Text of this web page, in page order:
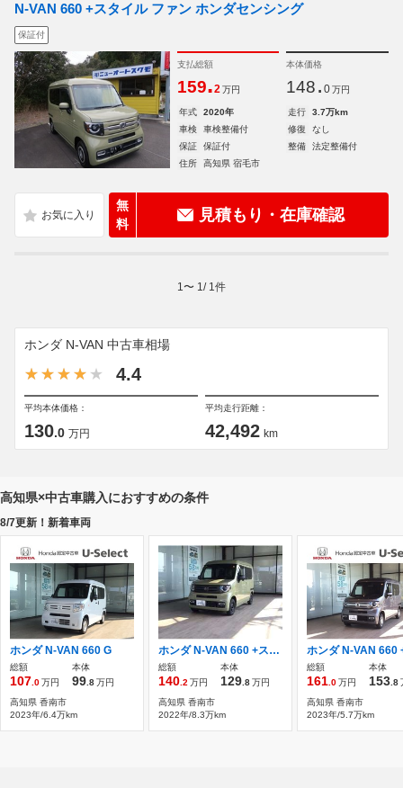
N-VAN 660 +スタイル ファン ホンダセンシング
保証付
支払総額
159.2 万円
本体価格
148. 0 万円
年式 2020年 走行
3.7万km
車検
車検整備付 修復
なし
保証
保証付 整備
法定整備付
住所
高知県 宿毛市
無
料
見積もり・在庫確認
1 〜 1 / 1 件
ホンダ N-VAN 中古車相場
4.4
平均本体価格：
130.0 万円
平均走行距離：
42,492 km
高知県×中古車購入におすすめの条件
8/7更新！新着車両
ホンダ N-VAN 660 G
総額
107 .0万円
本体
99 .8万円
高知県 香南市
2023年/6.4万km
ホンダ N-VAN 660 +スタイル ファン ターボ
総額
140 .2 万円
本体
129 .8万円
高知県 香南市
2022年/8.3万km
総額
161 .0万円
本体
153 .8
高知県 香南市
2023年/5.7万km